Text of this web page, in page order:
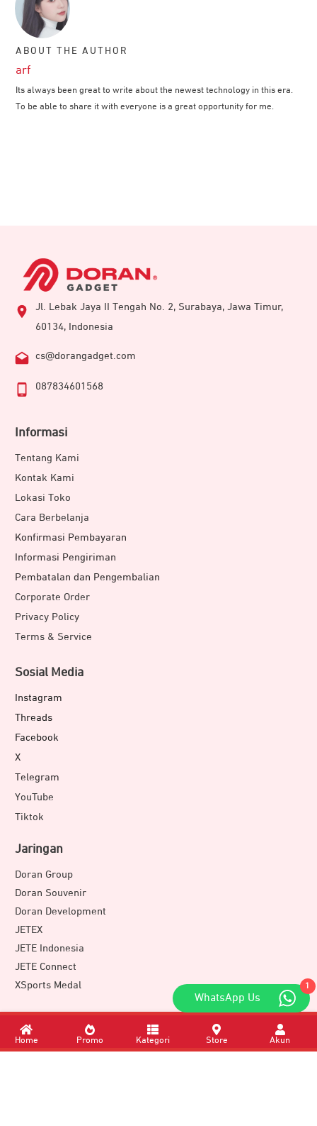
ABOUT THE AUTHOR
arf
Its always been great to write about the newest technology in this era.
To be able to share it with everyone is a great opportunity for me.
Jl. Lebak Jaya II Tengah No. 2, Surabaya, Jawa Timur,
60134, Indonesia
cs@dorangadget.com
087834601568
Informasi
Tentang Kami
Kontak Kami
Lokasi Toko
Cara Berbelanja
Konfirmasi Pembayaran
Informasi Pengiriman
Pembatalan dan Pengembalian
Corporate Order
Privacy Policy
Terms & Service
Sosial Media
Instagram
Threads
Facebook
X
Telegram
YouTube
Tiktok
Jaringan
Doran Group
Doran Souvenir
Doran Development
JETEX
JETE Indonesia
JETE Connect
XSports Medal
Download Apps
1
WhatsApp Us
Home Promo Kategori Store Akun